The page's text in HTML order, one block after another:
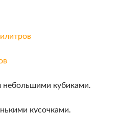
небольшими кубиками.
кусочками.